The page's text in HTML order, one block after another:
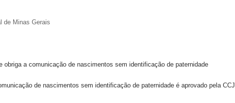
de Minas Gerais
obriga a comunicação de nascimentos sem identificação de paternidade
de nascimentos sem identificação de paternidade é aprovado pela CCJ